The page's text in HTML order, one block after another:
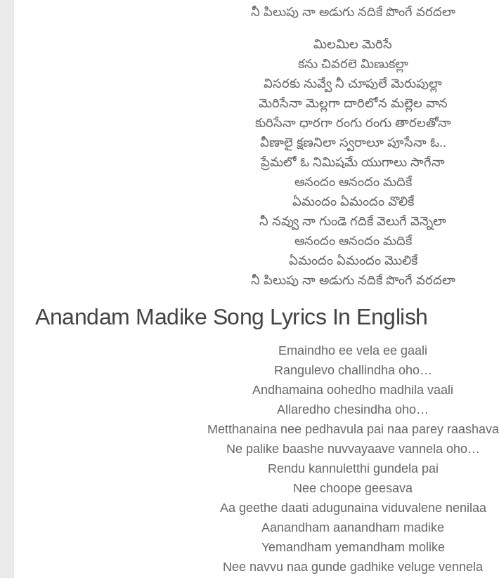
నీ పిలుపు నా అడుగు నదికే పొంగే వరదలా
మిలమిల మెరిసే
కను చివరలె మిణుకల్లా
విసరకు నువ్వే నీ చూపులే మెరుపుల్లా
మెరిసేనా మెల్లగా దారిలోన మల్లెల వాన
కురిసేనా ధారగా రంగు రంగు తారలతోనా
వీణాలై క్షణనిలా స్వరాలూ పూసేనా ఓ..
ప్రేమలో ఓ నిమిషమే యుగాలు సాగేనా
ఆనందం ఆనందం మదికే
ఏమందం ఏమందం వొలికే
నీ నవ్వు నా గుండె గదికే వెలుగే వెన్నెలా
ఆనందం ఆనందం మదికే
ఏమందం ఏమందం మొలికే
నీ పిలుపు నా అడుగు నదికే పొంగే వరదలా
Anandam Madike Song Lyrics In English
Emaindho ee vela ee gaali
Rangulevo challindha oho…
Andhamaina oohedho madhila vaali
Allaredho chesindha oho…
Metthanaina nee pedhavula pai naa parey raashava
Ne palike baashe nuvvayaave vannela oho…
Rendu kannuletthi gundela pai
Nee choope geesava
Aa geethe daati adugunaina viduvalene nenilaa
Aanandham aanandham madike
Yemandham yemandham molike
Nee navvu naa gunde gadhike veluge vennela